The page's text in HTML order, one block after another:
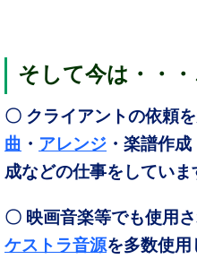
そして今は・・
〇 クライアントの依頼を
曲 ・ アレンジ ・楽譜作
成などの仕事をしていま
〇 映画音楽等でも使用
ケストラ音源を多数使用